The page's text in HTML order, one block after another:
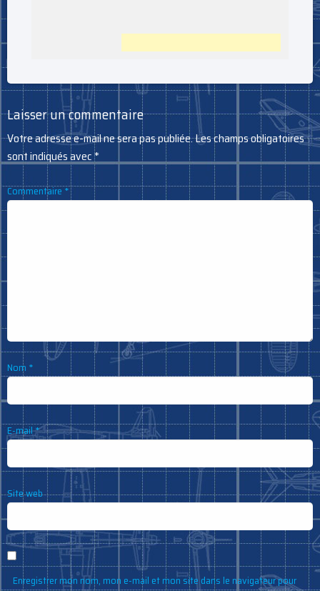
Laisser un commentaire
Votre adresse e-mail ne sera pas publiée.Les champs obligatoires
sont indiqués avec*
Commentaire*
Nom *
E-mail*
Site web
Enregistrer mon nom, mon e-mail et mon site dans le navigateur pour